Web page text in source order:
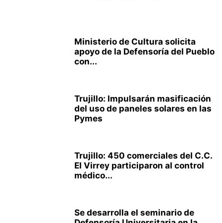
Ministerio de Cultura solicita
apoyo de la Defensoría del Pueblo
con...
Trujillo: Impulsarán masificación
del uso de paneles solares en las
Pymes
Trujillo: 450 comerciales del C.C.
El Virrey participaron al control
médico...
Se desarrolla el seminario de